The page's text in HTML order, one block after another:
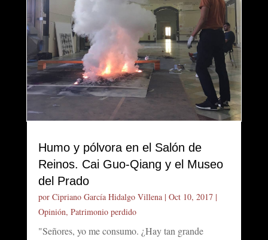
Humo y pólvora en el Salón de
Reinos. Cai Guo-Qiang y el Museo
del Prado
por Cipriano García Hidalgo Villena| Oct 10, 2017|
Opinión, Patrimonio perdido
"Señores, yo me consumo. ¿Hay tan grande